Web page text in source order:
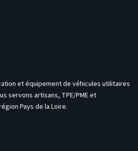
et équipement de véhicules utilitaires
servons artisans, TPE/PME et
Pays de la Loire.